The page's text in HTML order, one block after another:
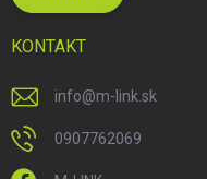
KONTAKT
info@m-link.sk
0907762069